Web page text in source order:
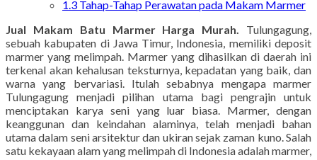
1.3 Tahap-Tahap Perawatan pada Makam Marmer
Jual Makam Batu Marmer Harga Murah. Tulungagung,
sebuah kabupaten di Jawa Timur, Indonesia, memiliki deposit
marmer yang melimpah. Marmer yang dihasilkan di daerah ini
terkenal akan kehalusan teksturnya, kepadatan yang baik, dan
warna yang bervariasi. Itulah sebabnya mengapa marmer
Tulungagung menjadi pilihan utama bagi pengrajin untuk
menciptakan karya seni yang luar biasa. Marmer, dengan
keanggunan dan keindahan alaminya, telah menjadi bahan
utama dalam seni arsitektur dan ukiran sejak zaman kuno. Salah
satu kekayaan alam yang melimpah di Indonesia adalah marmer,